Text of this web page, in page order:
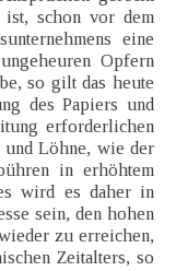
ist, schon vor dem
eine
Opfern
so gilt das heute
des Papiers und
erforderlichen
Löhne, wie der
in erhöhtem
wird es daher in
sein, den hohen
zu erreichen,
Zeitalters, so